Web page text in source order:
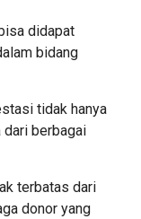
didapat
bidang
tidak hanya
dari berbagai
terbatas dari
donor yang